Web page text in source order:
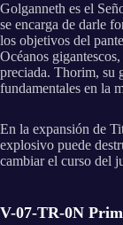
Golganneth es el
se encarga de darle
los objetivos del
Océanos
preciada. Thorim, su
fundamentales en la
En la expansión de
explosivo puede
cambiar el curso del
V-07-TR-0N